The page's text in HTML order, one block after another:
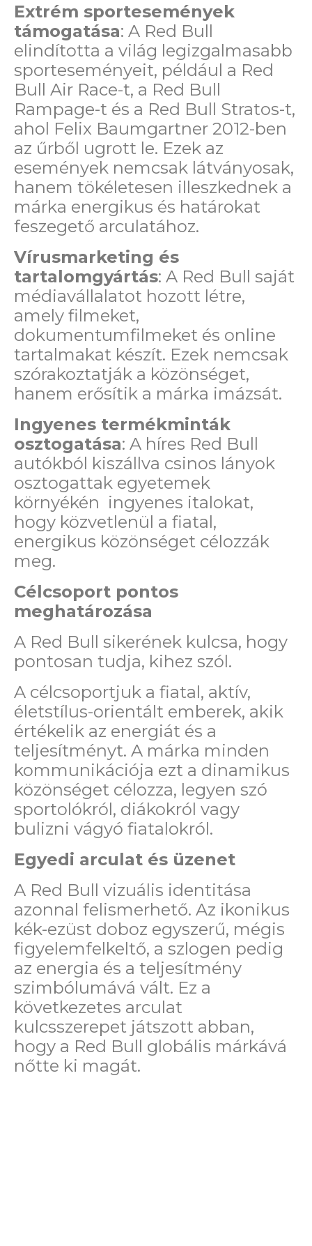
Extrém sportesemények
támogatása: A Red Bull
elindította a világ legizgalmasabb
sporteseményeit, például a Red
Bull Air Race-t, a Red Bull
Rampage-t és a Red Bull Stratos-t,
ahol Felix Baumgartner 2012-ben
az űrből ugrott le. Ezek az
események nemcsak látványosak,
hanem tökéletesen illeszkednek a
márka energikus és határokat
feszegető arculatához.
Vírusmarketing és
tartalomgyártás: A Red Bull saját
médiavállalatot hozott létre,
amely filmeket,
dokumentumfilmeket és online
tartalmakat készít. Ezek nemcsak
szórakoztatják a közönséget,
hanem erősítik a márka imázsát.
Ingyenes termékminták
osztogatása: A híres Red Bull
autókból kiszállva csinos lányok
osztogattak egyetemek
környékén ingyenes italokat,
hogy közvetlenül a fiatal,
energikus közönséget célozzák
meg.
Célcsoport pontos
meghatározása
A Red Bull sikerének kulcsa, hogy
pontosan tudja, kihez szól.
A célcsoportjuk a fiatal, aktív,
életstílus-orientált emberek, akik
értékelik az energiát és a
teljesítményt. A márka minden
kommunikációja ezt a dinamikus
közönséget célozza, legyen szó
sportolókról, diákokról vagy
bulizni vágyó fiatalokról.
Egyedi arculat és üzenet
A Red Bull vizuális identitása
azonnal felismerhető. Az ikonikus
kék-ezüst doboz egyszerű, mégis
figyelemfelkeltő, a szlogen pedig
az energia és a teljesítmény
szimbólumává vált. Ez a
következetes arculat
kulcsszerepet játszott abban,
hogy a Red Bull globális márkává
nőtte ki magát.